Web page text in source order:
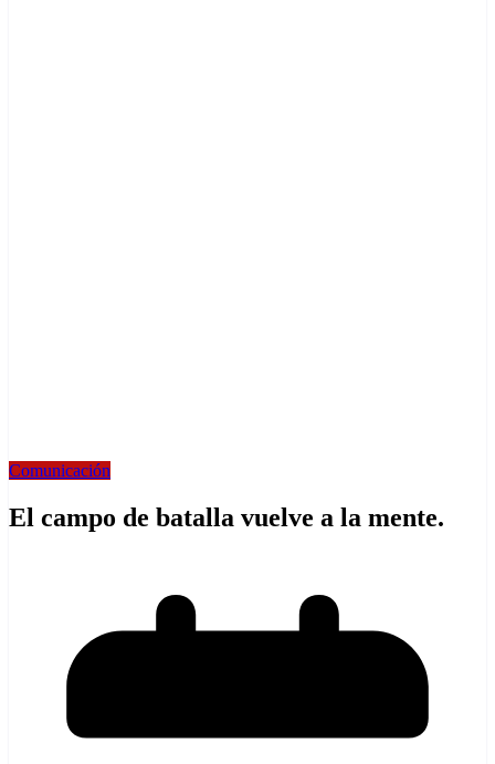
Comunicación
El campo de batalla vuelve a la mente.